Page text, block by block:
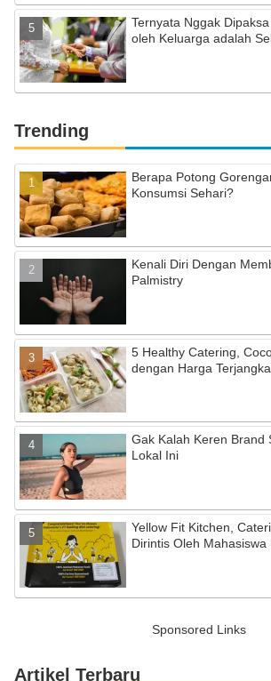
Ternyata Nggak
oleh Keluarga adalah
Trending
Berapa Potong
Konsumsi Sehari?
Kenali Diri Dengan
Palmistry
5 Healthy Catering,
dengan Harga
Gak Kalah Keren Brand
Lokal Ini
Yellow Fit Kitchen,
Dirintis Oleh Mahasiswa
Sponsored Links
Artikel Terbaru